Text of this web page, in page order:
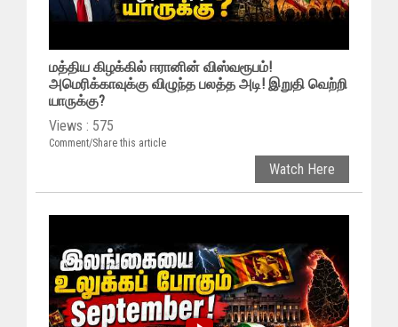
மத்திய கிழக்கில் ஈரானின் விஸ்வரூபம்!
அமெரிக்காவுக்கு விழுந்த பலத்த அடி! இறுதி வெற்றி
யாருக்கு?
Views : 575
Comment/Share this article
Watch Here